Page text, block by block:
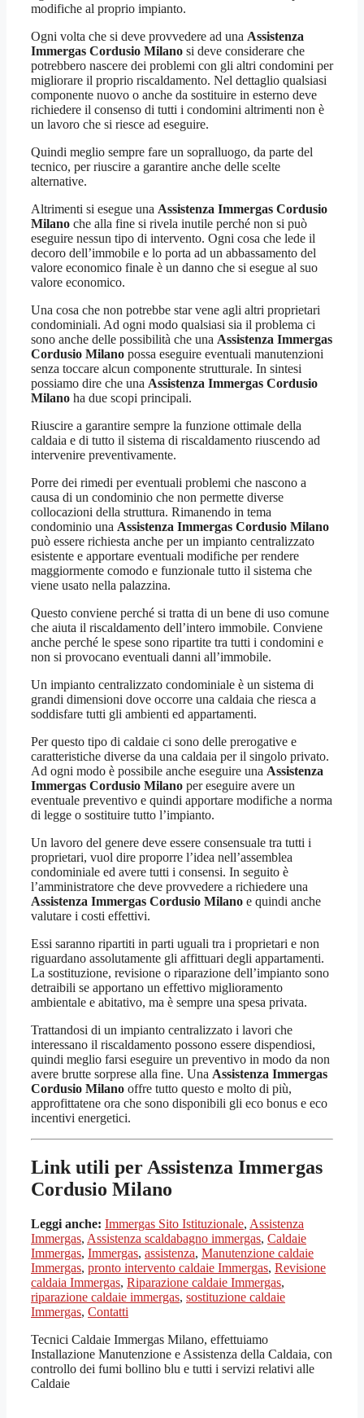
modifiche al proprio impianto.
Ogni volta che si deve provvedere ad una Assistenza
Immergas Cordusio Milano si deve considerare che
potrebbero nascere dei problemi con gli altri condomini per
migliorare il proprio riscaldamento. Nel dettaglio qualsiasi
componente nuovo o anche da sostituire in esterno deve
richiedere il consenso di tutti i condomini altrimenti non è
un lavoro che si riesce ad eseguire.
Quindi meglio sempre fare un sopralluogo, da parte del
tecnico, per riuscire a garantire anche delle scelte
alternative.
Altrimenti si esegue una Assistenza Immergas Cordusio
Milano che alla fine si rivela inutile perché non si può
eseguire nessun tipo di intervento. Ogni cosa che lede il
decoro dell’immobile e lo porta ad un abbassamento del
valore economico finale è un danno che si esegue al suo
valore economico.
Una cosa che non potrebbe star vene agli altri proprietari
condominiali. Ad ogni modo qualsiasi sia il problema ci
sono anche delle possibilità che una Assistenza Immergas
Cordusio Milano possa eseguire eventuali manutenzioni
senza toccare alcun componente strutturale. In sintesi
possiamo dire che una Assistenza Immergas Cordusio
Milano ha due scopi principali.
Riuscire a garantire sempre la funzione ottimale della
caldaia e di tutto il sistema di riscaldamento riuscendo ad
intervenire preventivamente.
Porre dei rimedi per eventuali problemi che nascono a
causa di un condominio che non permette diverse
collocazioni della struttura. Rimanendo in tema
condominio una Assistenza Immergas Cordusio Milano
può essere richiesta anche per un impianto centralizzato
esistente e apportare eventuali modifiche per rendere
maggiormente comodo e funzionale tutto il sistema che
viene usato nella palazzina.
Questo conviene perché si tratta di un bene di uso comune
che aiuta il riscaldamento dell’intero immobile. Conviene
anche perché le spese sono ripartite tra tutti i condomini e
non si provocano eventuali danni all’immobile.
Un impianto centralizzato condominiale è un sistema di
grandi dimensioni dove occorre una caldaia che riesca a
soddisfare tutti gli ambienti ed appartamenti.
Per questo tipo di caldaie ci sono delle prerogative e
caratteristiche diverse da una caldaia per il singolo privato.
Ad ogni modo è possibile anche eseguire una Assistenza
Immergas Cordusio Milano per eseguire avere un
eventuale preventivo e quindi apportare modifiche a norma
di legge o sostituire tutto l’impianto.
Un lavoro del genere deve essere consensuale tra tutti i
proprietari, vuol dire proporre l’idea nell’assemblea
condominiale ed avere tutti i consensi. In seguito è
l’amministratore che deve provvedere a richiedere una
Assistenza Immergas Cordusio Milano e quindi anche
valutare i costi effettivi.
Essi saranno ripartiti in parti uguali tra i proprietari e non
riguardano assolutamente gli affittuari degli appartamenti.
La sostituzione, revisione o riparazione dell’impianto sono
detraibili se apportano un effettivo miglioramento
ambientale e abitativo, ma è sempre una spesa privata.
Trattandosi di un impianto centralizzato i lavori che
interessano il riscaldamento possono essere dispendiosi,
quindi meglio farsi eseguire un preventivo in modo da non
avere brutte sorprese alla fine. Una Assistenza Immergas
Cordusio Milano offre tutto questo e molto di più,
approfittatene ora che sono disponibili gli eco bonus e eco
incentivi energetici.
Link utili per Assistenza Immergas
Cordusio Milano
Leggi anche: Immergas Sito Istituzionale, Assistenza
Immergas, Assistenza scaldabagno immergas, Caldaie
Immergas, Immergas, assistenza, Manutenzione caldaie
Immergas, pronto intervento caldaie Immergas, Revisione
caldaia Immergas, Riparazione caldaie Immergas,
riparazione caldaie immergas, sostituzione caldaie
Immergas, Contatti
Tecnici Caldaie Immergas Milano, effettuiamo
Installazione Manutenzione e Assistenza della Caldaia, con
controllo dei fumi bollino blu e tutti i servizi relativi alle
Caldaie